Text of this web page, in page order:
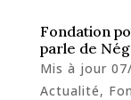
Fondation
parle de
Mis à jour
Actualité,